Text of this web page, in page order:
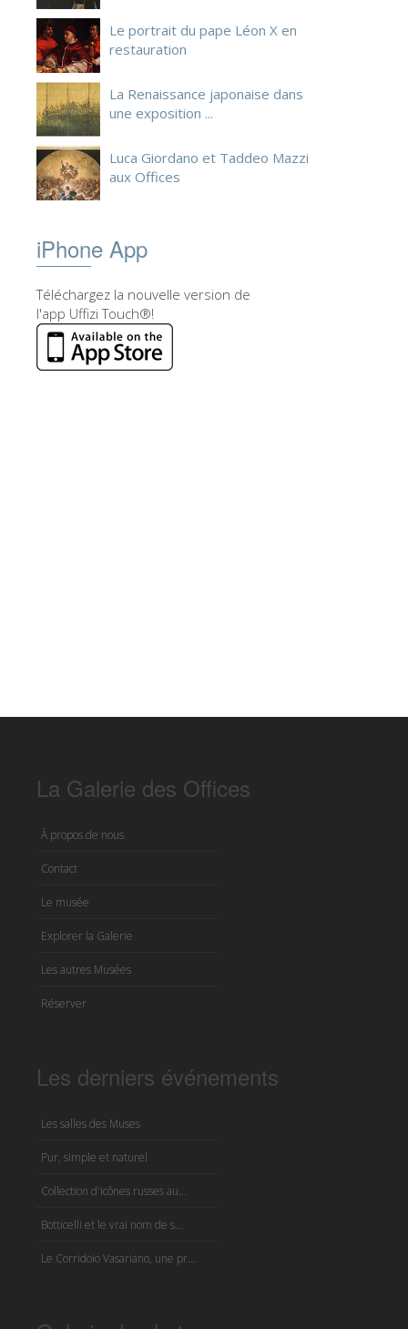
Le portrait du pape Léon X en
restauration
La Renaissance japonaise dans
une exposition ...
Luca Giordano et Taddeo Mazzi
aux Offices
iPhone App
Téléchargez la nouvelle version de
l'app Uffizi Touch®!
La Galerie des Offices
À propos de nous
Contact
Le musée
Explorer la Galerie
Les autres Musées
Réserver
Les derniers événements
Les salles des Muses
Pur, simple et naturel
Collection d'icônes russes au...
Botticelli et le vrai nom de s...
Le Corridoio Vasariano, une pr...